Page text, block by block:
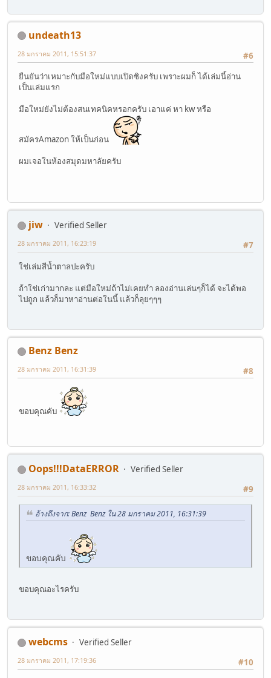
undeath13
#6
28 มกราคม 2011, 15:51:37
ยืนยันว่าเหมาะกับมือใหม่แบบเปิดซิงครับ เพราะผมก็ ได้เล่มนี้อ่าน
เป็นเล่มแรก
มือใหม่ยังไม่ต้องสนเทคนิคหรอกครับ เอาแค่ หา kw หรือ
สมัครAmazon ให้เป็นก่อน
ผมเจอในห้องสมุดมหาลัยครับ
jiw
Verified Seller
#7
28 มกราคม 2011, 16:23:19
ใช่เล่มสีน้ำตาลปะครับ
ถ้าใช่เก่ามากละ แต่มือใหม่ถ้าไม่เคยทำ ลองอ่านเล่นๆก็ได้ จะได้พอ
ไปถูก แล้วก็มาหาอ่านต่อในนี้ แล้วก็ลุยๆๆๆ
Benz Benz
#8
28 มกราคม 2011, 16:31:39
ขอบคุณคับ
Oops!!!DataERROR
Verified Seller
#9
28 มกราคม 2011, 16:33:32
อ้างถึงจาก: Benz Benz ใน 28 มกราคม 2011, 16:31:39
ขอบคุณคับ
ขอบคุณอะไรครับ
webcms
Verified Seller
#10
28 มกราคม 2011, 17:19:36